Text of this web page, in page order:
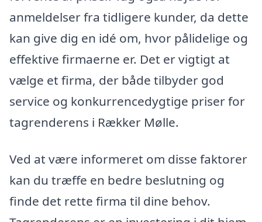
anmeldelser fra tidligere kunder, da dette
kan give dig en idé om, hvor pålidelige og
effektive firmaerne er. Det er vigtigt at
vælge et firma, der både tilbyder god
service og konkurrencedygtige priser for
tagrenderens i Rækker Mølle.
Ved at være informeret om disse faktorer
kan du træffe en bedre beslutning og
finde det rette firma til dine behov.